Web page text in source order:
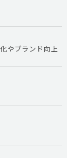
やブランド向上